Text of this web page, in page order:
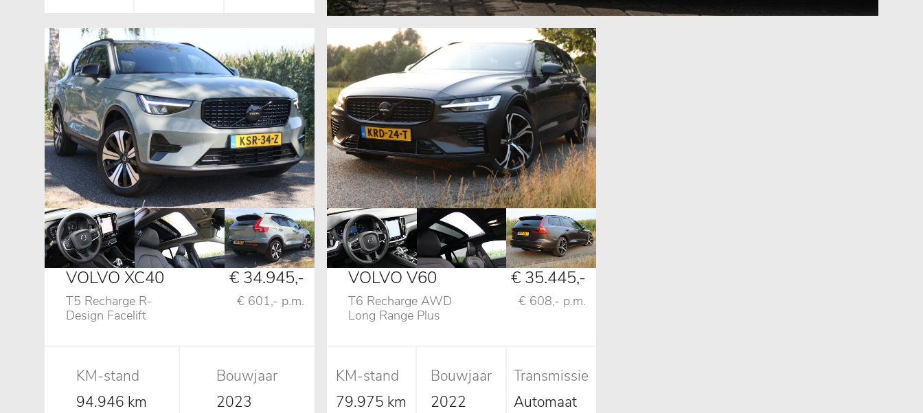
VOLVO XC40
T5 Recharge R-
Design Facelift
€ 34.945,-
€ 601,- p.m.
KM-stand
94.946 km
Bouwjaar
2023
VOLVO V60
T6 Recharge AWD
Long Range Plus
€ 35.445,-
€ 608,- p.m.
KM-stand
79.975 km
Bouwjaar
2022
Transmissie
Automaat